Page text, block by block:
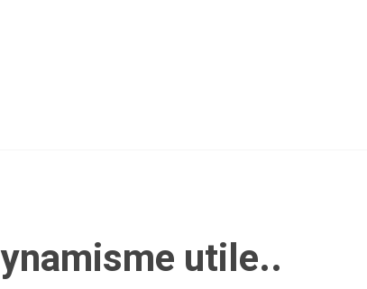
utile..